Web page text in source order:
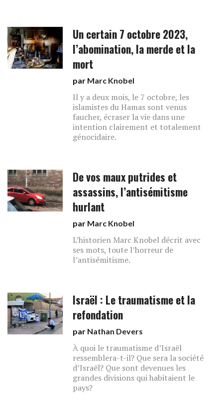
Un certain 7 octobre 2023,
l’abomination, la merde et la
mort
par Marc Knobel
Il y a deux mois, le 7 octobre, les
islamistes du Hamas sont venus
faucher, écraser la vie dans une
intention clairement et totalement
génocidaire.
De vos maux putrides et
assassins, l’antisémitisme
hurlant
par Marc Knobel
L’historien Marc Knobel décrit avec
ses mots, toute l’horreur de
l’antisémitisme.
Israël : Le traumatisme et la
refondation
par Nathan Devers
À quoi le traumatisme d’Israël
ressemblera-t-il? Que sera la société
d’Israël? Que sont devenues les
grandes divisions qui habitaient le
pays?